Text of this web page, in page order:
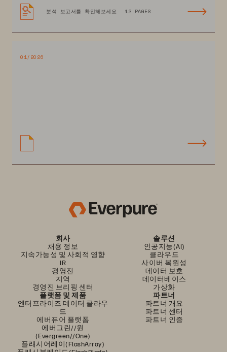
분석 보고서를 확인해보세요 12 PAGES
01/2026
회사
채용 정보
지속가능성 및 사회적 영향
IR
경영진
지역
경영진 브리핑 센터
솔루션
인공지능(AI)
클라우드
사이버 복원성
데이터 보호
데이터베이스
가상화
플랫폼 및 제품
엔터프라이즈 데이터 클라우
드
에버퓨어 플랫폼
에버그린//원
(Evergreen//One)
플래시어레이(FlashArray)
파트너
파트너 개요
파트너 센터
파트너 인증